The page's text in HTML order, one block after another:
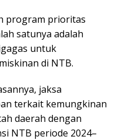
program prioritas
satunya adalah
untuk
di NTB.
jaksa
terkait kemungkinan
daerah dengan
NTB periode 2024–